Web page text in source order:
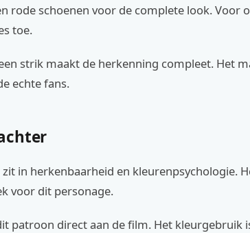
rode schoenen voor de complete look. Voor
toe.
strik maakt de herkenning compleet. Het
echte fans.
in herkenbaarheid en kleurenpsychologie.
voor dit personage.
patroon direct aan de film. Het kleurgebruik